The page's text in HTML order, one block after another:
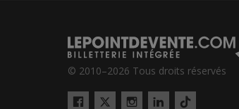
© 2010–2026 Tous droits réservés
Twitter Tiktok